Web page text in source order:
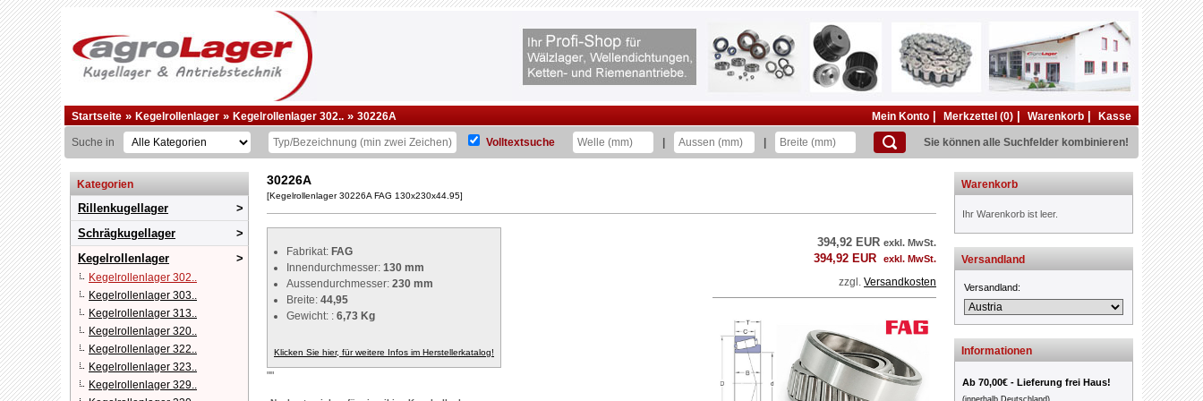
Startseite » Kegelrollenlager » Kegelrollenlager 302.. » 30226A Mein Konto Merkzettel (0) Warenkorb Kasse
Suche in Volltextsuche Sie können alle Suchfelder kombinieren!
Kategorien
Rillenkugellager
Schrägkugellager
Kegelrollenlager
Kegelrollenlager 302..
Kegelrollenlager 303..
Kegelrollenlager 313..
Kegelrollenlager 320..
Kegelrollenlager 322..
Kegelrollenlager 323..
Kegelrollenlager 329..
30226A
[Kegelrollenlager 30226A FAG 130x230x44.95]
Fabrikat: FAG
Innendurchmesser: 130 mm
Aussendurchmesser: 230 mm
Breite: 44,95
Gewicht: : 6,73 Kg
Klicken Sie hier, für weitere Infos im Herstellerkatalog!
""
394,92 EUR exkl. MwSt.
394,92 EUR exkl. MwSt.
zzgl. Versandkosten
Warenkorb
Ihr Warenkorb ist leer.
Versandland
Versandland:
Informationen
Ab 70,00€ - Lieferung frei Haus!
(innerhalb Deutschland)